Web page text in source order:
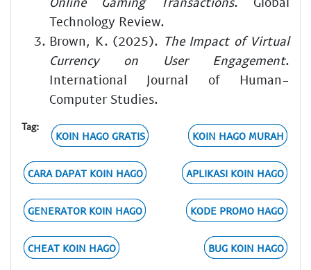
Technology Review.
Brown, K. (2025). The Impact of Virtual
Currency on User Engagement.
International Journal of Human-
Computer Studies.
Tag:
KOIN HAGO GRATIS KOIN HAGO MURAH
CARA DAPAT KOIN HAGO APLIKASI KOIN HAGO
GENERATOR KOIN HAGO KODE PROMO HAGO
CHEAT KOIN HAGO BUG KOIN HAGO